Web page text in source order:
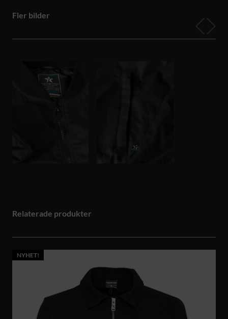
Fler bilder
Relaterade produkter
NYHET!